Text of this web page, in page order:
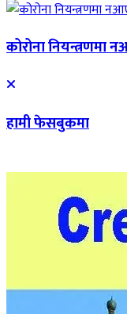
कोरोना नियन्त्रणमा
हामी फेसबुकमा